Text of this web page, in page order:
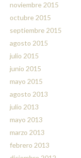
noviembre 2015
octubre 2015
septiembre 2015
agosto 2015
julio 2015
junio 2015
mayo 2015
agosto 2013
julio 2013
mayo 2013
marzo 2013
febrero 2013